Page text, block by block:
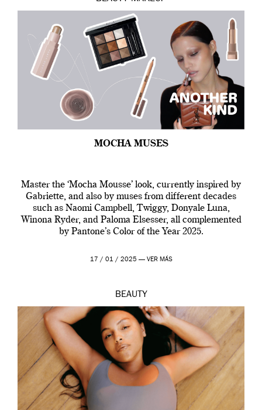
MOCHA MUSES
Master the ‘Mocha Mousse’ look, currently inspired by
Gabriette, and also by muses from different decades
such as Naomi Campbell, Twiggy, Donyale Luna,
Winona Ryder, and Paloma Elsesser, all complemented
by Pantone’s Color of the Year 2025.
17 / 01 / 2025 — VER MÁS
BEAUTY